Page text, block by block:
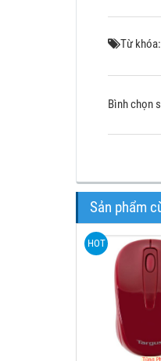
Từ khóa:
Bình chọn
Sản phẩm
HOT